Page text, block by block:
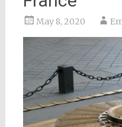
May 8, 2020